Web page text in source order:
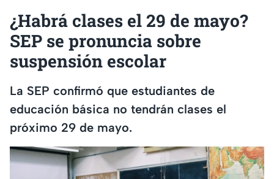
¿Habrá clases el 29 de mayo?
SEP se pronuncia sobre
suspensión escolar
La SEP confirmó que estudiantes de
educación básica no tendrán clases el
próximo 29 de mayo.